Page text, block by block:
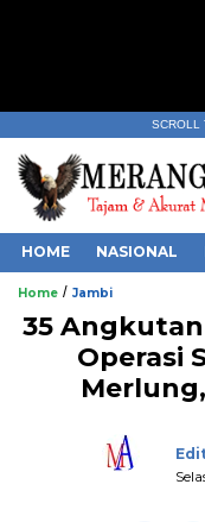
SCROLL
HOME NASIONAL
Home / Jambi
35
Operasi